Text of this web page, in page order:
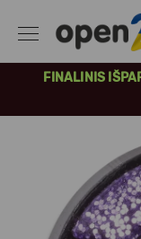
FINALINIS